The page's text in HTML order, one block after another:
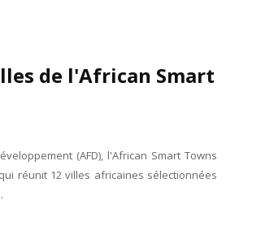
de l'African Smart
(AFD), l'African Smart Towns
réunit 12 villes africaines sélectionnées